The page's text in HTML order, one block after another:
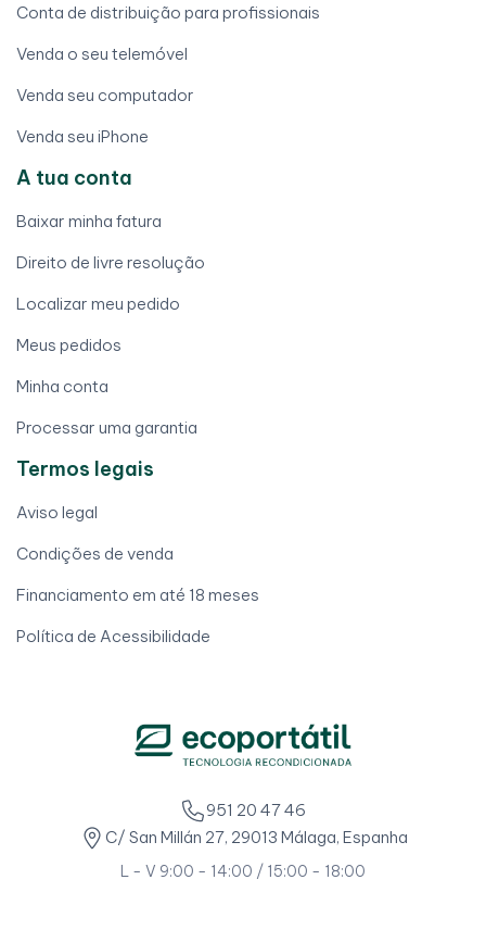
Conta de distribuição para profissionais
Venda o seu telemóvel
Venda seu computador
Venda seu iPhone
A tua conta
Baixar minha fatura
Direito de livre resolução
Localizar meu pedido
Meus pedidos
Minha conta
Processar uma garantia
Termos legais
Aviso legal
Condições de venda
Financiamento em até 18 meses
Política de Acessibilidade
951 20 47 46
C/ San Millán 27, 29013 Málaga, Espanha
L - V 9:00 - 14:00 / 15:00 - 18:00